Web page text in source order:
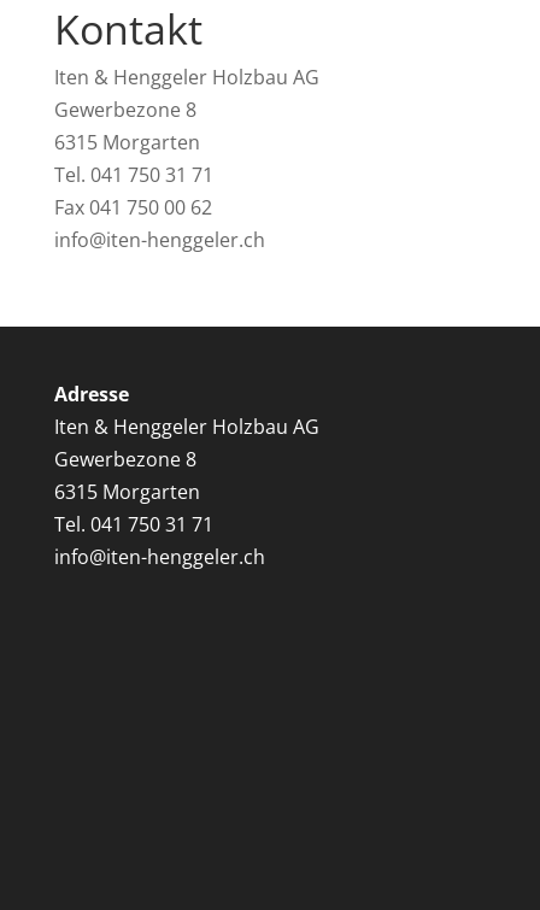
Kontakt
Iten & Henggeler Holzbau AG
Gewerbezone 8
6315 Morgarten
Tel. 041 750 31 71
Fax 041 750 00 62
info@iten-henggeler.ch
Adresse
Iten & Henggeler Holzbau AG
Gewerbezone 8
6315 Morgarten
Tel. 041 750 31 71
info@iten-henggeler.ch